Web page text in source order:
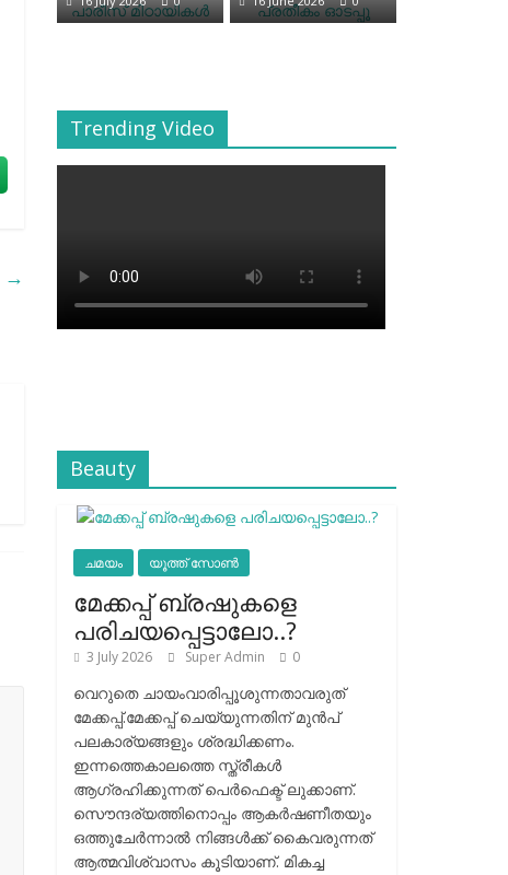
→
Trending Video
Beauty
ചമയം യൂത്ത് സോൺ
മേക്കപ്പ് ബ്രഷുകളെ
പരിചയപ്പെട്ടാലോ..?
3 July 2026 Super Admin 0
വെറുതെ ചായംവാരിപ്പൂശുന്നതാവരുത്
മേക്കപ്പ്.മേക്കപ്പ് ചെയ്യുന്നതിന് മുന്‍പ്
പലകാര്യങ്ങളും ശ്രദ്ധിക്കണം.
ഇന്നത്തെകാലത്തെ സ്ത്രീകള്‍
ആഗ്രഹിക്കുന്നത് പെര്‍ഫെക്ട് ലുക്കാണ്.
സൌന്ദര്യത്തിനൊപ്പം ആകര്‍ഷണീതയും
ഒത്തുചേര്‍ന്നാല്‍ നിങ്ങള്‍ക്ക് കൈവരുന്നത്
ആത്മവിശ്വാസം കൂടിയാണ്. മികച്ച